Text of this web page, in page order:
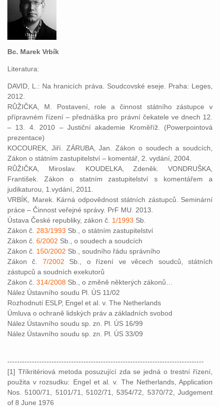
Bc. Marek Vrbík
Literatura:
DAVID, L.: Na hranicích práva. Soudcovské eseje. Praha: Leges,
2012.
RŮŽIČKA, M. Postavení, role a činnost státního zástupce v
přípravném řízení – přednáška pro právní čekatele ve dnech 12.
– 13. 4. 2010 – Justiční akademie Kroměříž. (Powerpointová
prezentace)
KOCOUREK, Jiří. ZÁRUBA, Jan. Zákon o soudech a soudcích,
Zákon o státním zastupitelství – komentář, 2. vydání, 2004.
RŮŽIČKA, Miroslav. KOUDELKA, Zdeněk. VONDRUŠKA,
František. Zákon o statním zastupitelství s komentářem a
judikaturou, 1.vydání, 2011.
VRBÍK, Marek. Kárná odpovědnost státních zástupců. Seminární
práce – Činnost veřejné správy. PrF MU. 2013.
Ústava České republiky, zákon č. 1/1993 Sb.
Zákon č. 283/1993 Sb., o státním zastupitelství
Zákon č. 6/2002 Sb., o soudech a soudcích
Zákon č. 150/2002 Sb., soudního řádu správního
Zákon č. 7/2002 Sb., o řízení ve věcech soudců, státních
zástupců a soudních exekutorů
Zákon č. 314/2008 Sb., o změně některých zákonů…
Nález Ústavního soudu Pl. ÚS 11/02
Rozhodnutí ESLP, Engel et al. v. The Netherlands
Úmluva o ochraně lidských práv a základních svobod
Nález Ústavního soudu sp. zn. Pl. ÚS 16/99
Nález Ústavního soudu sp. zn. Pl. ÚS 33/09
--------------------------------------------------------------------------------
[1] Tříkritériová metoda posuzující zda se jedná o trestní řízení,
použita v rozsudku: Engel et al. v. The Netherlands, Application
Nos. 5100/71, 5101/71, 5102/71, 5354/72, 5370/72, Judgement
of 8 June 1976